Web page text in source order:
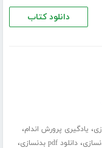
دانلود کتاب
، یادگیری پرورش اندام،
،دانلود pdf بدنسازی ،